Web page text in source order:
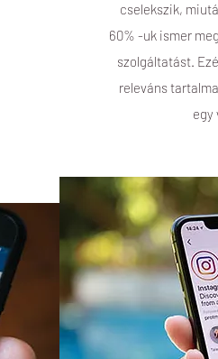
cselekszik,
60% -uk ismer
szolgáltatást.
releváns
egy